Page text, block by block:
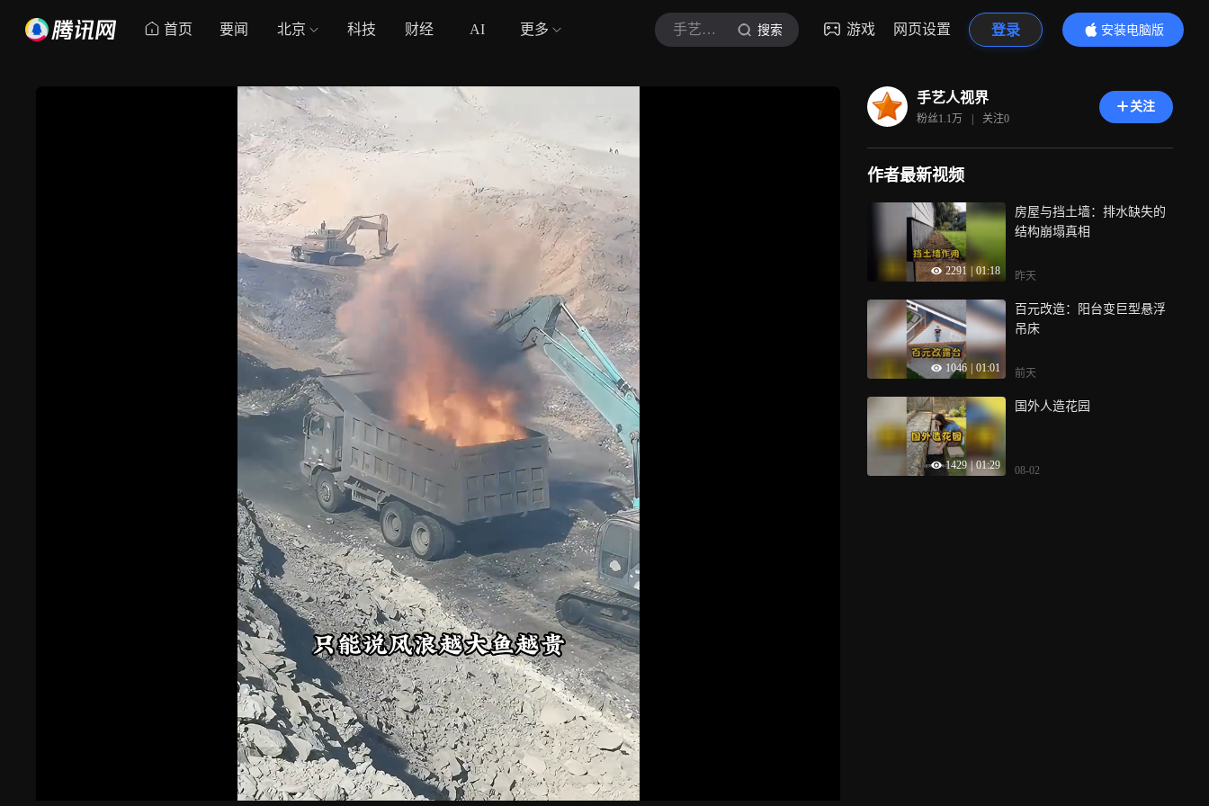
首页 要闻 北京 科技 财经 AI 更多 手艺人视界 搜索 游戏 网页设置 登录
安装电脑版
内容更精彩
手艺人视界
粉丝1.1万 | 关注0
关注
作者最新视频
2291 01:18
房屋与挡土墙：排水缺失的
结构崩塌真相
昨天
1046 01:01
百元改造：阳台变巨型悬浮
吊床
前天
1429 | 01:29
国外人造花园
08-02